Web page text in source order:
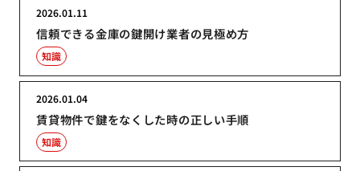
信頼できる金庫の鍵開け業者の見極め方
2026.01.11
知識
賃貸物件で鍵をなくした時の正しい手順
2026.01.04
知識